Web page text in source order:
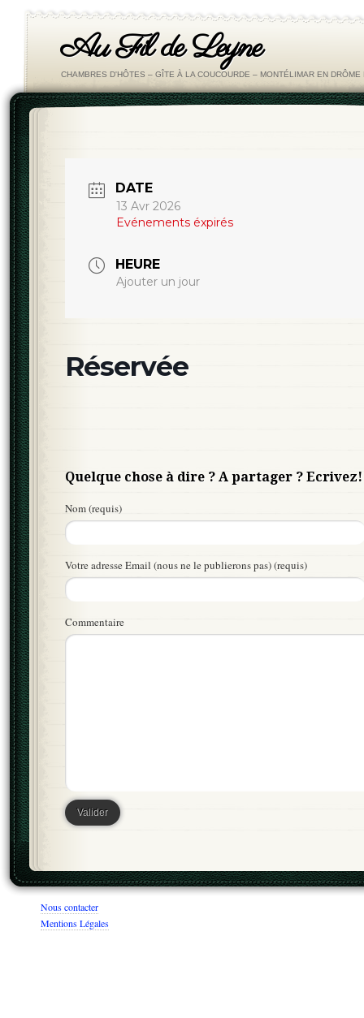
Au Fil de Leyne
CHAMBRES D'HÔTES – GÎTE À LA COUCOURDE – MONTÉLIMAR EN DRÔME
DATE
13 Avr 2026
Evénements éxpirés
HEURE
Ajouter un jour
Réservée
Quelque chose à dire ? A partager ? Ecrivez!
Nom (requis)
Votre adresse Email (nous ne le publierons pas) (requis)
Commentaire
Nous contacter
Mentions Légales